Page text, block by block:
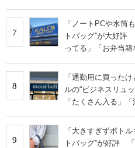
7
「ノートPCや水筒
トバッグ”が大好評
ってる」「お弁当箱
8
「通勤用に買った
ルの“ビジネスリュ
「たくさん入る」
9
「大きすぎずボト
トバッグ”が好評